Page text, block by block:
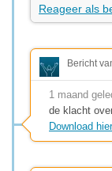
Reageer als
Bericht
1 maand
de klacht
Download